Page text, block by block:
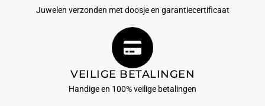
Juwelen verzonden met doosje en garantiecertificaat
VEILIGE BETALINGEN
Handige en 100% veilige betalingen